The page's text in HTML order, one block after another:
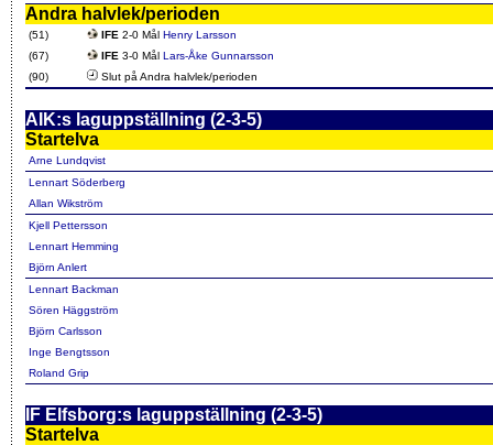
Andra halvlek/perioden
(51) IFE 2-0 Mål Henry Larsson
(67)
IFE 3-0 Mål Lars-Åke Gunnarsson
(90)
Slut på Andra halvlek/perioden
AIK:s laguppställning (2-3-5)
Startelva
Arne Lundqvist
Lennart Söderberg
Allan Wikström
Kjell Pettersson
Lennart Hemming
Björn Anlert
Lennart Backman
Sören Häggström
Björn Carlsson
Inge Bengtsson
Roland Grip
IF Elfsborg:s laguppställning (2-3-5)
Startelva